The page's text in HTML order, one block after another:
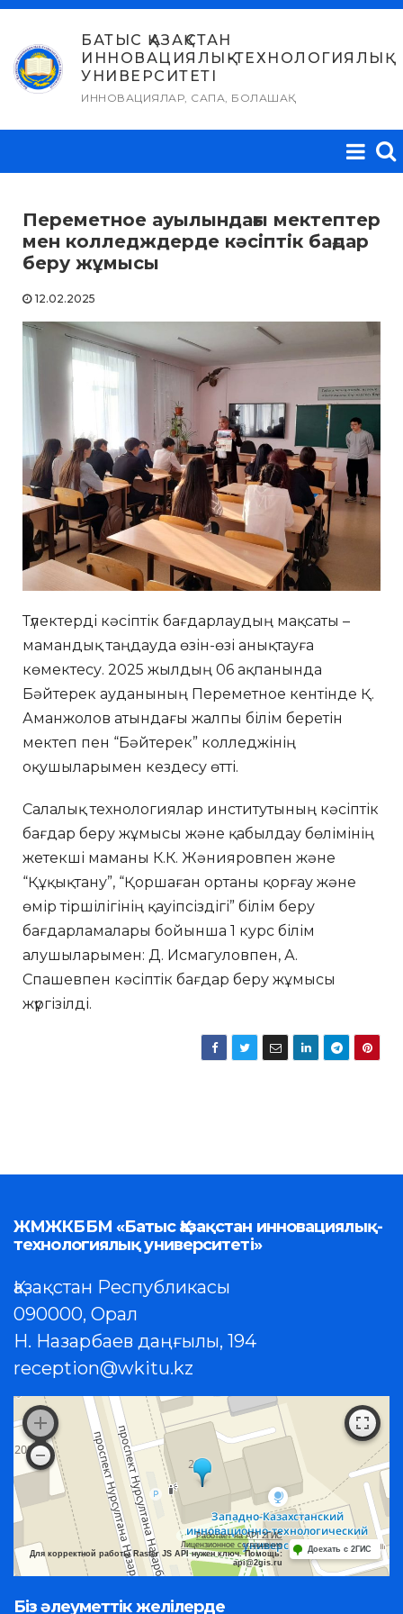
Skip
content
БАТЫС ҚАЗАҚСТАН
ИННОВАЦИЯЛЫҚ-ТЕХНОЛОГИЯЛЫҚ
УНИВЕРСИТЕТІ
ИННОВАЦИЯЛАР, САПА, БОЛАШАҚ
Переметное ауылындағы мектептер
мен колледждерде кәсіптік бағдар
беру жұмысы
12.02.2025
Түлектерді кәсіптік бағдарлаудың мақсаты –
мамандық таңдауда өзін-өзі анықтауға
көмектесу. 2025 жылдың 06 ақпанында
Бәйтерек ауданының Переметное кентінде Қ.
Аманжолов атындағы жалпы білім беретін
мектеп пен “Бәйтерек” колледжінің
оқушыларымен кездесу өтті.
Салалық технологиялар институтының кәсіптік
бағдар беру жұмысы және қабылдау бөлімінің
жетекші маманы К.К. Жәнияровпен және
“Құқықтану”, “Қоршаған ортаны қорғау және
өмір тіршілігінің қауіпсіздігі” білім беру
бағдарламалары бойынша 1 курс білім
алушыларымен: Д. Исмагуловпен, А.
Спашевпен кәсіптік бағдар беру жұмысы
жүргізілді.
ЖМЖКББМ «Батыс Қазақстан инновациялық-
технологиялық университеті»
Қазақстан Республикасы
090000, Орал
Н. Назарбаев даңғылы, 194
reception@wkitu.kz
Работает на API 2ГИС
Лицензионное соглашение
Для корректной работы Raster JS API нужен ключ. Помощь:
api@2gis.ru
Доехать с 2ГИС
Біз әлеуметтік желілерде